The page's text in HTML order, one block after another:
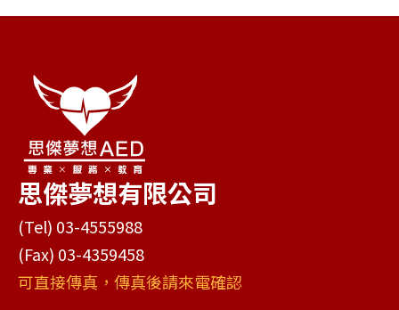
思傑夢想有限公司
(Tel) 03-4555988
(Fax) 03-4359458
可直接傳真，傳真後請來電確認